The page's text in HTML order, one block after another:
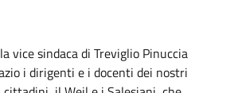
vice sindaca di Treviglio Pinuccia
i dirigenti e i docenti dei nostri